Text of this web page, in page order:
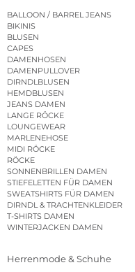
BALLOON / BARREL JEANS
BIKINIS
BLUSEN
CAPES
DAMENHOSEN
DAMENPULLOVER
DIRNDLBLUSEN
HEMDBLUSEN
JEANS DAMEN
LANGE RÖCKE
LOUNGEWEAR
MARLENEHOSE
MIDI RÖCKE
RÖCKE
SONNENBRILLEN DAMEN
STIEFELETTEN FÜR DAMEN
SWEATSHIRTS FÜR DAMEN
DIRNDL & TRACHTENKLEIDER
T-SHIRTS DAMEN
WINTERJACKEN DAMEN
Herrenmode & Schuhe